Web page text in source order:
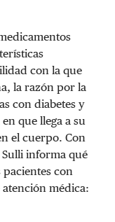
con la que
la razón por la
con diabetes y
que llega a su
el cuerpo. Con
informa qué
con
médica: